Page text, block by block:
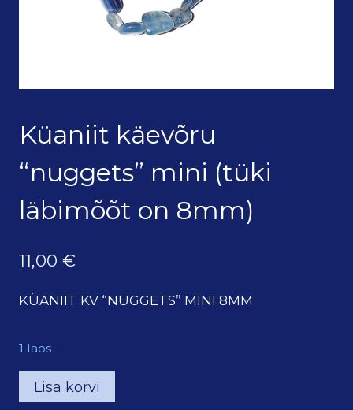
Küaniit käevõru
“nuggets” mini (tüki
läbimõõt on 8mm)
11,00 €
KÜANIIT KV “NUGGETS” MINI 8MM
1 laos
Küaniit
käevõru
Lisa korvi